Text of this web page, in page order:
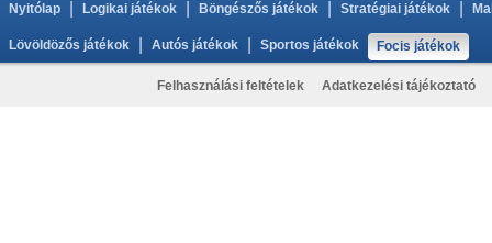
Nyitólap Logikai játékok Böngészős játékok Stratégiai játékok
Lövöldözős játékok Autós játékok Sportos játékok Focis játékok
Felhasználási feltételek Adatkezelési tájékoztató